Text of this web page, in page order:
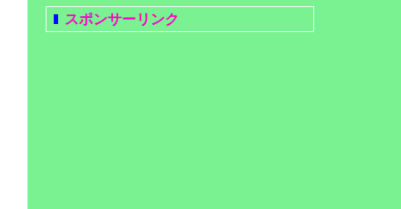
スポンサーリンク